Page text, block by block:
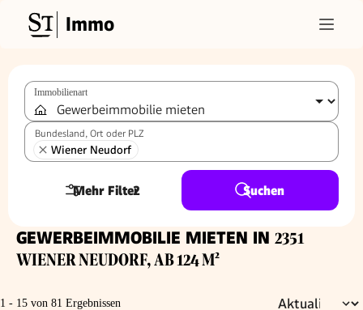
Immo
Immobilienart
Bundesland, Ort oder PLZ
Wiener Neudorf
Mehr Filter
2 Suchen
GEWERBEIMMOBILIE MIETEN IN 2351
WIENER NEUDORF, AB 124 M²
1 - 15 von 81 Ergebnissen